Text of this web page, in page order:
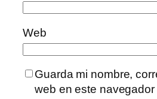
Web
Guarda mi nombre,
web en este